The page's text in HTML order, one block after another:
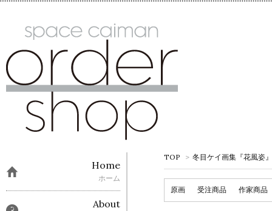
TOP > 冬目ケイ画集『花風姿
原画 受注商品 作家商品
Home
ホーム
About